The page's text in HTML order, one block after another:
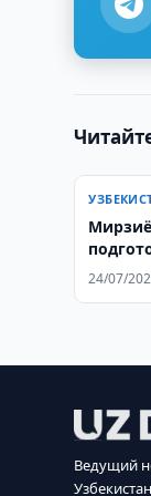
24/07/
Ведущий